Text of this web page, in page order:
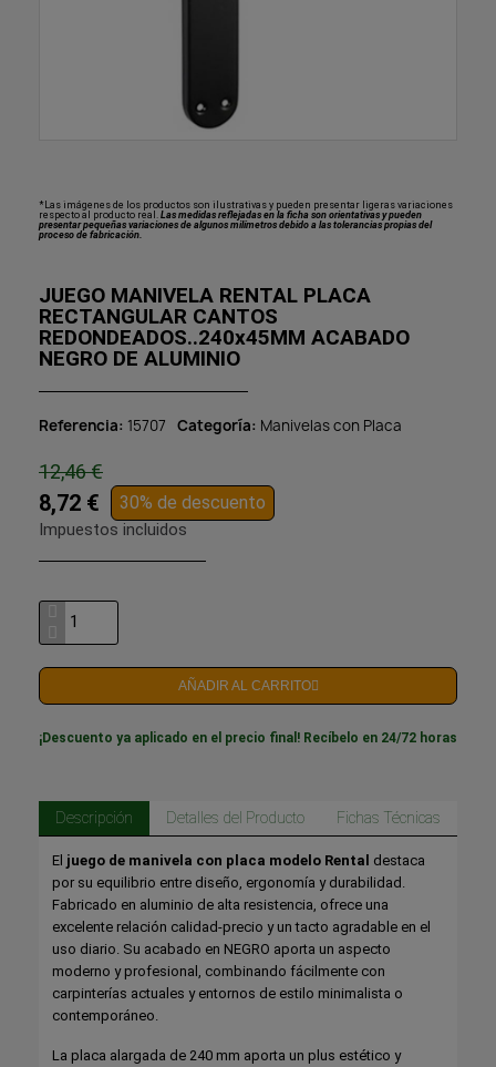
*Las imágenes de los productos son ilustrativas y pueden presentar ligeras variaciones
respecto al producto real. Las medidas reflejadas en la ficha son orientativas y pueden
presentar pequeñas variaciones de algunos milímetros debido a las tolerancias propias del
proceso de fabricación.
JUEGO MANIVELA RENTAL PLACA
RECTANGULAR CANTOS
REDONDEADOS..240x45MM ACABADO
NEGRO DE ALUMINIO
Referencia 15707 Categoría Manivelas con Placa
12,46 €
8,72 € 30% de descuento
Impuestos incluidos
AÑADIR AL CARRITO
¡Descuento ya aplicado en el precio final! Recíbelo en 24/72 horas
Descripción Detalles del Producto Fichas Técnicas
El juego de manivela con placa modelo Rental destaca
por su equilibrio entre diseño, ergonomía y durabilidad.
Fabricado en aluminio de alta resistencia, ofrece una
excelente relación calidad-precio y un tacto agradable en el
uso diario. Su acabado en NEGRO aporta un aspecto
moderno y profesional, combinando fácilmente con
carpinterías actuales y entornos de estilo minimalista o
contemporáneo.
La placa alargada de 240 mm aporta un plus estético y